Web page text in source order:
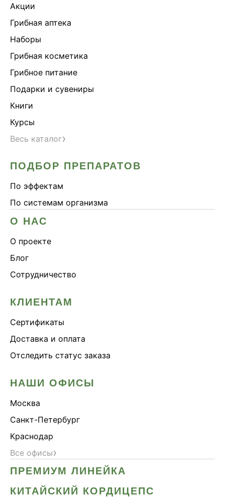
Акции
Грибная аптека
Наборы
Грибная косметика
Грибное питание
Подарки и сувениры
Книги
Курсы
Весь каталог›
ПОДБОР ПРЕПАРАТОВ
По эффектам
По системам организма
О НАС
О проекте
Блог
Сотрудничество
КЛИЕНТАМ
Сертификаты
Доставка и оплата
Отследить статус заказа
НАШИ ОФИСЫ
Москва
Санкт-Петербург
Краснодар
Все офисы›
ПРЕМИУМ ЛИНЕЙКА
КИТАЙСКИЙ КОРДИЦЕПС